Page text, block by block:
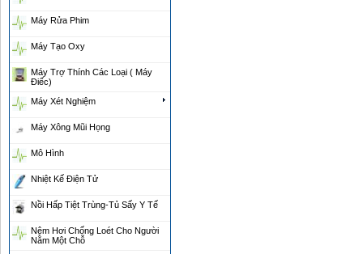
Máy Rửa Phim
Máy Tạo Oxy
Máy Trợ Thính Các Loại ( Máy
Điếc)
Máy Xét Nghiệm
Máy Xông Mũi Họng
Mô Hình
Nhiệt Kế Điện Tử
Nồi Hấp Tiệt Trùng-Tủ Sấy Y Tế
Nệm Hơi Chống Loét Cho Người
Nằm Một Chỗ